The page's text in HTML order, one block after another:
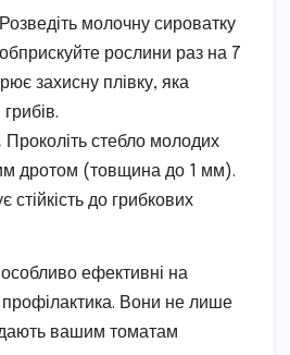
Розведіть молочну сироватку
рослини раз на 7
захисну плівку, яка
Проколіть стебло молодих
дротом (товщина до 1 мм).
стійкість до грибкових
особливо ефективні на
профілактика. Вони не лише
вашим томатам